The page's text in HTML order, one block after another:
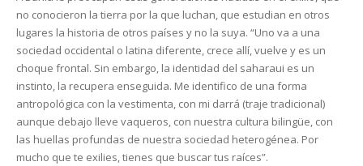
no conocieron la tierra por la que luchan, que estudian en otros
lugares la historia de otros países y no la suya. “Uno va a una
sociedad occidental o latina diferente, crece allí, vuelve y es un
choque frontal. Sin embargo, la identidad del saharaui es un
instinto, la recupera enseguida. Me identifico de una forma
antropológica con la vestimenta, con mi darrá (traje tradicional)
aunque debajo lleve vaqueros, con nuestra cultura bilingüe, con
las huellas profundas de nuestra sociedad heterogénea. Por
mucho que te exilies, tienes que buscar tus raíces”.